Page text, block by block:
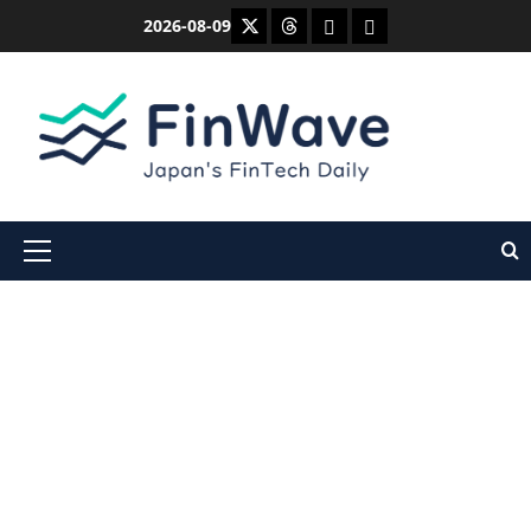
2026-08-09 X ThreadsBlueskyMastodon
メ